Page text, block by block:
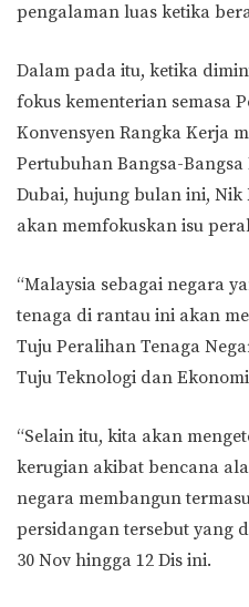
pengalaman luas ketika
Dalam pada itu, ketika
fokus kementerian semasa
Konvensyen Rangka Kerja
Pertubuhan Bangsa-Bangsa
Dubai, hujung bulan ini,
akan memfokuskan isu
“Malaysia sebagai negara
tenaga di rantau ini akan
Tuju Peralihan Tenaga
Tuju Teknologi dan
“Selain itu, kita akan
kerugian akibat bencana
negara membangun
persidangan tersebut yang
30 Nov hingga 12 Dis ini.